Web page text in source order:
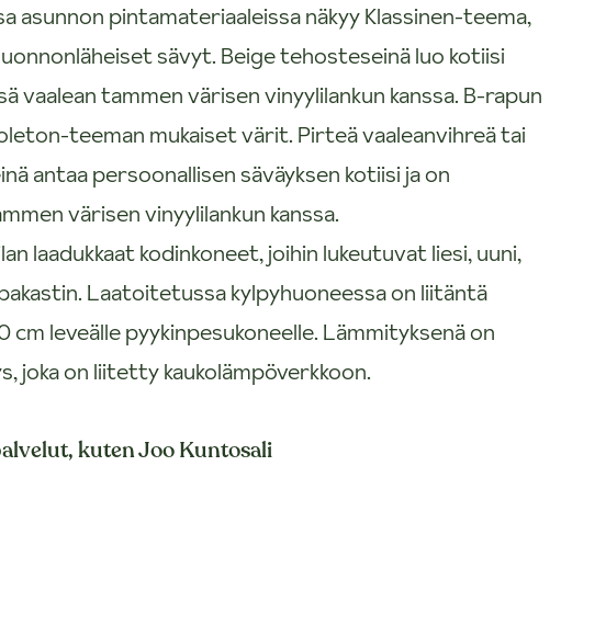
asunnon pintamateriaaleissa näkyy Klassinen-teema,
sävyt. Beige tehosteseinä luo kotiisi
vaalean tammen värisen vinyylilankun kanssa. B-rapun
teeman mukaiset värit. Pirteä vaaleanvihreä tai
antaa persoonallisen säväyksen kotiisi ja on
värisen vinyylilankun kanssa.
laadukkaat kodinkoneet, joihin lukeutuvat liesi, uuni,
Laatoitetussa kylpyhuoneessa on liitäntä
cm leveälle pyykinpesukoneelle. Lämmityksenä on
joka on liitetty kaukolämpöverkkoon.
kuten Joo Kuntosali